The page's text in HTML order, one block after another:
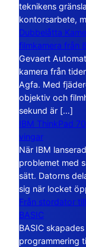
teknikens
kontorsarbete,
Dubbelåtta
filmkamera från
Gevaert
kamera från
Agfa. Med
objektiv och
sekund är […]
IBM ThinkPad
vingar
När IBM
problemet med
sätt. Datorns
sig när locket
Från stordator
BASIC
BASIC
programmering